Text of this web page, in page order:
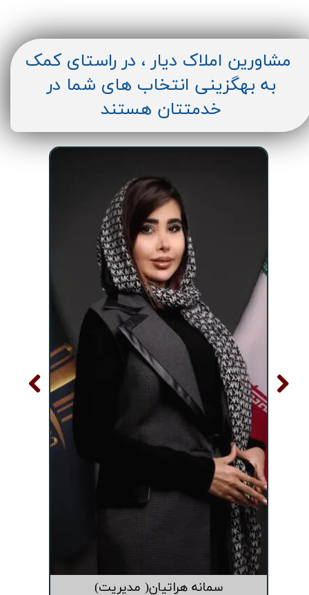
سمانه هراتیان( مدیریت)
مشاورین املاک دیار ، در راستای کمک
به بهگزینی انتخاب های شما در
خدمتتان هستند